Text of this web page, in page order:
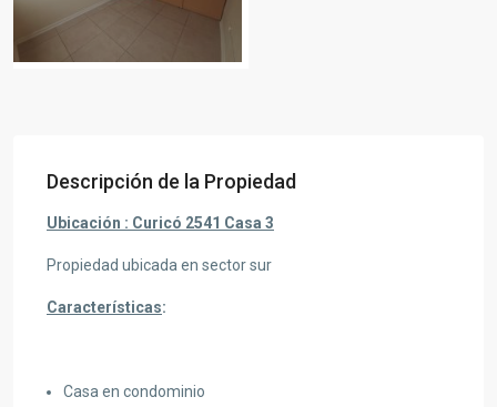
Descripción de la Propiedad
Ubicación : Curicó 2541 Casa 3
Propiedad ubicada en sector sur
Características:
Casa en condominio